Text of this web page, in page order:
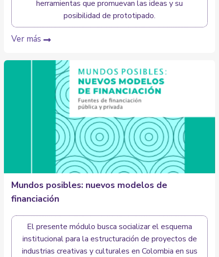
herramientas que promuevan las ideas y su
posibilidad de prototipado.
Ver más
Mundos posibles: nuevos modelos de
financiación
El presente módulo busca socializar el esquema
institucional para la estructuración de proyectos de
industrias creativas y culturales en Colombia en sus